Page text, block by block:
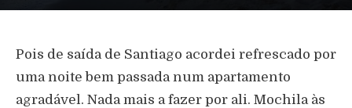
Pois de saída de Santiago acordei refrescado por
uma noite bem passada num apartamento
agradável. Nada mais a fazer por ali. Mochila às